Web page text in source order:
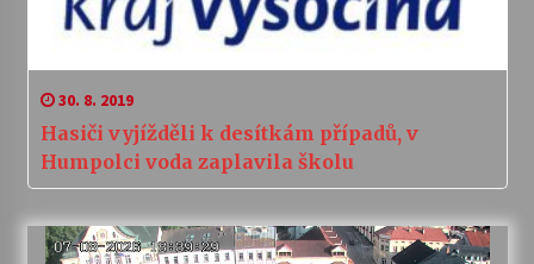
30. 8. 2019
Hasiči vyjížděli k desítkám případů, v
Humpolci voda zaplavila školu